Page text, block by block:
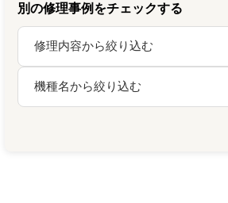
別の修理事例をチェックする